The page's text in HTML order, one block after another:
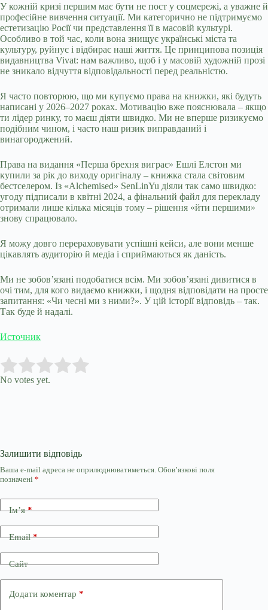
У кожній кризі першим має бути не пост у соцмережі, а уважне й
професійне вивчення ситуації. Ми категорично не підтримуємо
естетизацію Росії чи представлення її в масовій культурі.
Особливо в той час, коли вона знищує українські міста та
культуру, руйнує і відбирає наші життя. Це принципова позиція
видавництва Vivat: нам важливо, щоб і у масовій художній прозі
не зникало відчуття відповідальності перед реальністю.
Я часто повторюю, що ми купуємо права на книжки, які будуть
написані у 2026–2027 роках. Мотивацію вже пояснювала – якщо
ти лідер ринку, то маєш діяти швидко. Ми не вперше ризикуємо
подібним чином, і часто наш ризик виправданий і
винагороджений.
Права на видання «Перша брехня виграє» Ешлі Елстон ми
купили за рік до виходу оригіналу – книжка стала світовим
бестселером. Із «Alchemised» SenLinYu діяли так само швидко:
угоду підписали в квітні 2024, а фінальний файл для перекладу
отримали лише кілька місяців тому – рішення «йти першими»
знову спрацювало.
Я можу довго перераховувати успішні кейси, але вони менше
цікавлять аудиторію й медіа і сприймаються як даність.
Ми не зобов’язані подобатися всім. Ми зобов’язані дивитися в
очі тим, для кого видаємо книжки, і щодня відповідати на просте
запитання: «Чи чесні ми з ними?». У цій історії відповідь – так.
Так буде й надалі.
Источник
Rate this item:
No votes yet.
Залишити відповідь
Ваша e-mail адреса не оприлюднюватиметься. Обов’язкові поля
позначені *
Ім’я*
Email*
Сайт
Додати коментар *